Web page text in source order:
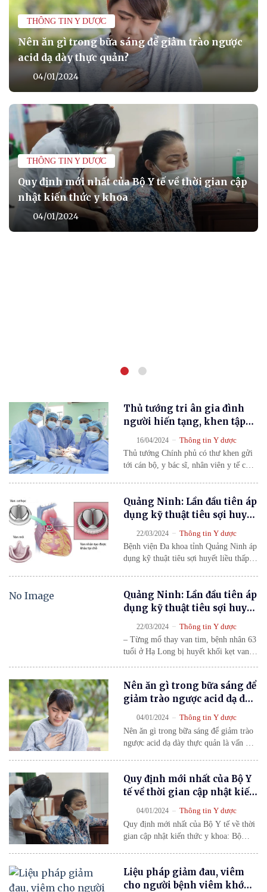
THÔNG TIN Y DƯỢC
Nên ăn gì trong bữa sáng để giảm trào ngược
acid dạ dày thực quản?
04/01/2024
THÔNG TIN Y DƯỢC
Quy định mới nhất của Bộ Y tế về thời gian cập
nhật kiến thức y khoa
04/01/2024
Thủ tướng tri ân gia đình
người hiến tạng, khen tập
tạng cứu sống 7 người
16/04/2024 - Thông tin Y dược
Thủ tướng Chính phủ có thư khen gửi
tới cán bộ, y bác sĩ, nhân viên y tế của
điều phối, ghép tạng từ người cho chết
não cứu sống 7 người vừa qua. Theo
Quảng Ninh: Lần đầu tiên áp
dụng kỹ thuật tiêu sợi huyết
van tim nhân tạo
22/03/2024 - Thông tin Y dược
Bệnh viện Đa khoa tỉnh Quảng Ninh áp
dụng kỹ thuật tiêu sợi huyết liều thấp
chế phẫu thuật nặng và giúp hồi phục
nhanh chóng.
No Image
Quảng Ninh: Lần đầu tiên áp
dụng kỹ thuật tiêu sợi huyết
van tim nhân tạo
22/03/2024 - Thông tin Y dược
– Từng mổ thay van tim, bệnh nhân 63
tuổi ở Hạ Long bị huyết khối kẹt van
viện Đa khoa tỉnh Quảng Ninh, khôi
phục nhịp tim an toàn. Các bác sĩ khoa
Nên ăn gì trong bữa sáng để
giảm trào ngược acid dạ dày
thực quản?
04/01/2024 - Thông tin Y dược
Nên ăn gì trong bữa sáng để giảm trào
ngược acid dạ dày thực quản là vấn đề
trào ngược dạ dày thực quản. Đây là
tình trạng trào ngược dịch acid từ dạ
Quy định mới nhất của Bộ Y
tế về thời gian cập nhật kiến
thức y khoa
04/01/2024 - Thông tin Y dược
Quy định mới nhất của Bộ Y tế về thời
gian cập nhật kiến thức y khoa: Bộ
Khám bệnh, chữa bệnh sửa đổi, có hiệu
lực từ ngày 1/1/2024.
Liệu pháp giảm đau, viêm
cho người bệnh viêm khớp